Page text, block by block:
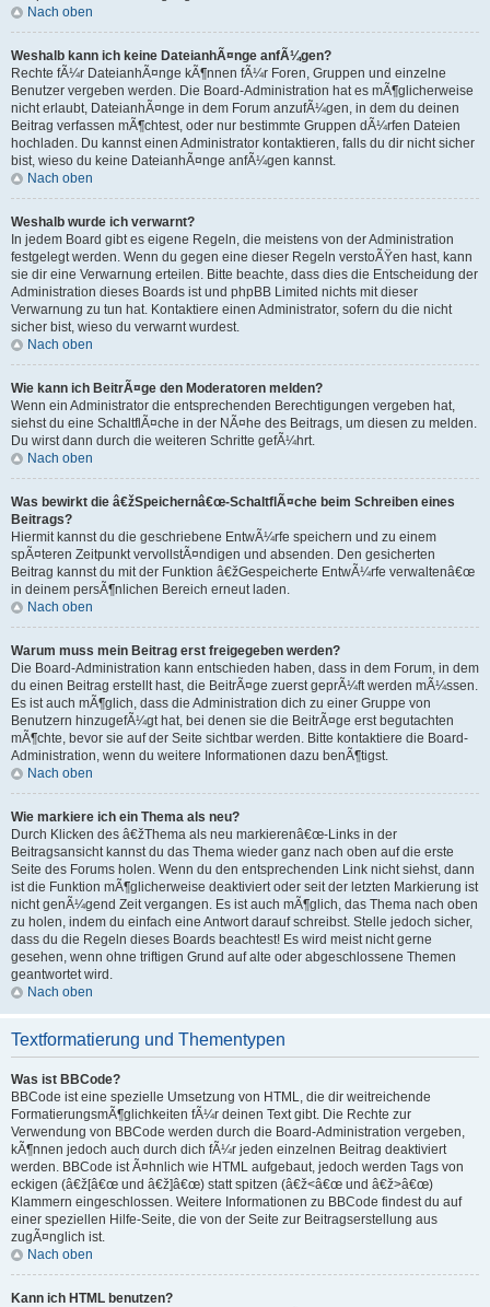
Nach oben
Weshalb kann ich keine DateianhÃ¤nge anfÃ¼gen?
Rechte fÃ¼r DateianhÃ¤nge kÃ¶nnen fÃ¼r Foren, Gruppen und einzelne
Benutzer vergeben werden. Die Board-Administration hat es mÃ¶glicherweise
nicht erlaubt, DateianhÃ¤nge in dem Forum anzufÃ¼gen, in dem du deinen
Beitrag verfassen mÃ¶chtest, oder nur bestimmte Gruppen dÃ¼rfen Dateien
hochladen. Du kannst einen Administrator kontaktieren, falls du dir nicht sicher
bist, wieso du keine DateianhÃ¤nge anfÃ¼gen kannst.
Nach oben
Weshalb wurde ich verwarnt?
In jedem Board gibt es eigene Regeln, die meistens von der Administration
festgelegt werden. Wenn du gegen eine dieser Regeln verstoÃŸen hast, kann
sie dir eine Verwarnung erteilen. Bitte beachte, dass dies die Entscheidung der
Administration dieses Boards ist und phpBB Limited nichts mit dieser
Verwarnung zu tun hat. Kontaktiere einen Administrator, sofern du die nicht
sicher bist, wieso du verwarnt wurdest.
Nach oben
Wie kann ich BeitrÃ¤ge den Moderatoren melden?
Wenn ein Administrator die entsprechenden Berechtigungen vergeben hat,
siehst du eine SchaltflÃ¤che in der NÃ¤he des Beitrags, um diesen zu melden.
Du wirst dann durch die weiteren Schritte gefÃ¼hrt.
Nach oben
Was bewirkt die â€žSpeichernâ€œ-SchaltflÃ¤che beim Schreiben eines
Beitrags?
Hiermit kannst du die geschriebene EntwÃ¼rfe speichern und zu einem
spÃ¤teren Zeitpunkt vervollstÃ¤ndigen und absenden. Den gesicherten
Beitrag kannst du mit der Funktion â€žGespeicherte EntwÃ¼rfe verwaltenâ€œ
in deinem persÃ¶nlichen Bereich erneut laden.
Nach oben
Warum muss mein Beitrag erst freigegeben werden?
Die Board-Administration kann entschieden haben, dass in dem Forum, in dem
du einen Beitrag erstellt hast, die BeitrÃ¤ge zuerst geprÃ¼ft werden mÃ¼ssen.
Es ist auch mÃ¶glich, dass die Administration dich zu einer Gruppe von
Benutzern hinzugefÃ¼gt hat, bei denen sie die BeitrÃ¤ge erst begutachten
mÃ¶chte, bevor sie auf der Seite sichtbar werden. Bitte kontaktiere die Board-
Administration, wenn du weitere Informationen dazu benÃ¶tigst.
Nach oben
Wie markiere ich ein Thema als neu?
Durch Klicken des â€žThema als neu markierenâ€œ-Links in der
Beitragsansicht kannst du das Thema wieder ganz nach oben auf die erste
Seite des Forums holen. Wenn du den entsprechenden Link nicht siehst, dann
ist die Funktion mÃ¶glicherweise deaktiviert oder seit der letzten Markierung ist
nicht genÃ¼gend Zeit vergangen. Es ist auch mÃ¶glich, das Thema nach oben
zu holen, indem du einfach eine Antwort darauf schreibst. Stelle jedoch sicher,
dass du die Regeln dieses Boards beachtest! Es wird meist nicht gerne
gesehen, wenn ohne triftigen Grund auf alte oder abgeschlossene Themen
geantwortet wird.
Nach oben
Textformatierung und Thementypen
Was ist BBCode?
BBCode ist eine spezielle Umsetzung von HTML, die dir weitreichende
FormatierungsmÃ¶glichkeiten fÃ¼r deinen Text gibt. Die Rechte zur
Verwendung von BBCode werden durch die Board-Administration vergeben,
kÃ¶nnen jedoch auch durch dich fÃ¼r jeden einzelnen Beitrag deaktiviert
werden. BBCode ist Ã¤hnlich wie HTML aufgebaut, jedoch werden Tags von
eckigen (â€ž[â€œ und â€ž]â€œ) statt spitzen (â€ž<â€œ und â€ž>â€œ)
Klammern eingeschlossen. Weitere Informationen zu BBCode findest du auf
einer speziellen Hilfe-Seite, die von der Seite zur Beitragserstellung aus
zugÃ¤nglich ist.
Nach oben
Kann ich HTML benutzen?